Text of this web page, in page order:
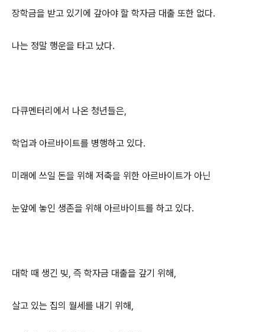
장학금을 받고 있기에 갚아야 할 학자금 대출 또한 없다.
나는 정말 행운을 타고 났다.
다큐멘터리에서 나온 청년들은,
학업과 아르바이트를 병행하고 있다.
미래에 쓰일 돈을 위해 저축을 위한 아르바이트가 아닌
눈앞에 놓인 생존을 위해 아르바이트를 하고 있다.
대학 때 생긴 빚, 즉 학자금 대출을 갚기 위해,
살고 있는 집의 월세를 내기 위해,